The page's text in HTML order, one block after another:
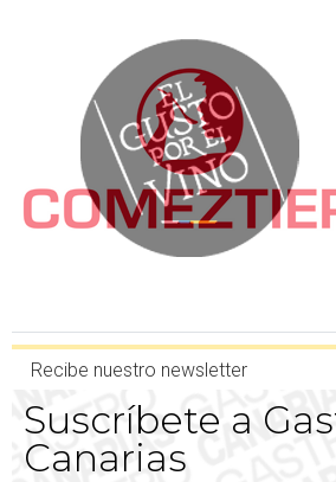
Recibe nuestro newsletter
Suscríbete a
Canarias